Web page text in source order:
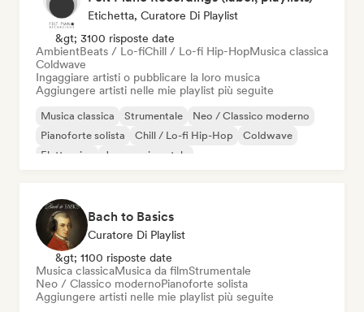
Etichetta, Curatore Di Playlist
&gt; 3100 risposte date
AmbientBeats / Lo-fiChill / Lo-fi Hip-HopMusica classica
Coldwave
Ingaggiare artisti o pubblicare la loro musica
Aggiungere artisti nelle mie playlist più seguite
Musica classica Strumentale
Neo / Classico moderno
Pianoforte solista
Chill / Lo-fi Hip-Hop
Coldwave
Elettronica
Jazz sperimentale
Bach to Basics
Curatore Di Playlist
&gt; 1100 risposte date
Musica classicaMusica da filmStrumentale
Neo / Classico modernoPianoforte solista
Aggiungere artisti nelle mie playlist più seguite